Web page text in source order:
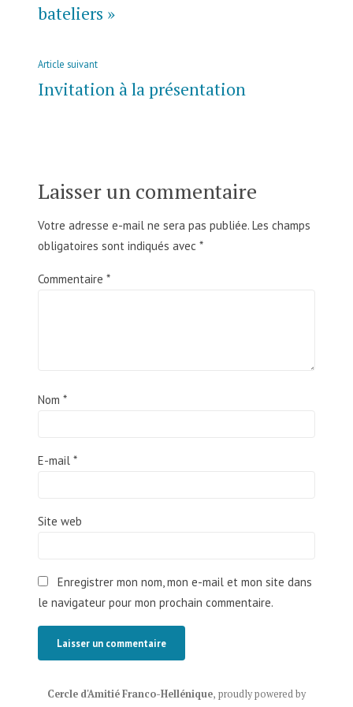
bateliers »
Article suivantArticle
suivant
Invitation à la présentation
Laisser un commentaire
Votre adresse e-mail ne sera pas publiée. Les champs
obligatoires sont indiqués avec *
Commentaire *
Nom *
E-mail *
Site web
Enregistrer mon nom, mon e-mail et mon site dans
le navigateur pour mon prochain commentaire.
Cercle d'Amitié Franco-Hellénique, proudly powered by